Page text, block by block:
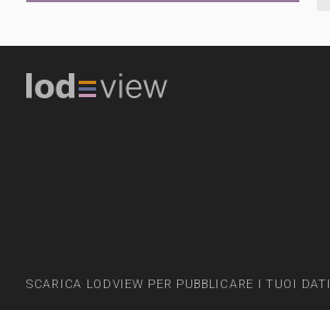
SCARICA LODVIEW PER PUBBLICARE I TUOI DATI